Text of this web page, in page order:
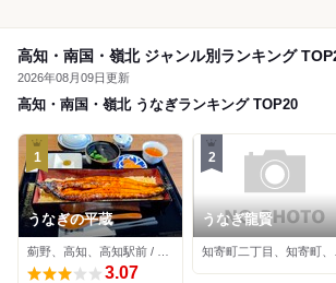
高知・南国・嶺北 ジャンル別ランキング
2026年08月09日更新
高知・南国・嶺北 うなぎランキング TOP20
1
うなぎの平蔵
3.07
2
うなぎ龍賢